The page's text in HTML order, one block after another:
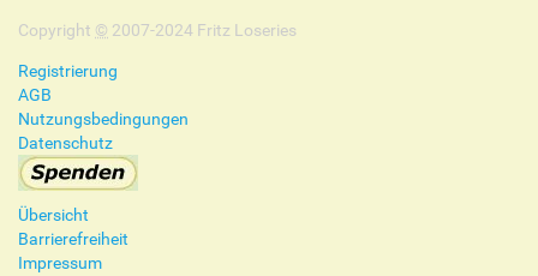
Copyright © 2007-2024 Fritz Loseries
Registrierung
AGB
Nutzungsbedingungen
Datenschutz
Übersicht
Barrierefreiheit
Impressum